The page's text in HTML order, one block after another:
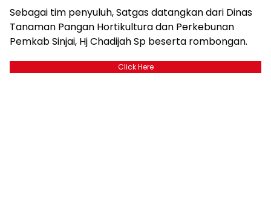
Sebagai tim penyuluh, Satgas datangkan dari Dinas
Tanaman Pangan Hortikultura dan Perkebunan
Pemkab Sinjai, Hj Chadijah Sp beserta rombongan.
Click Here